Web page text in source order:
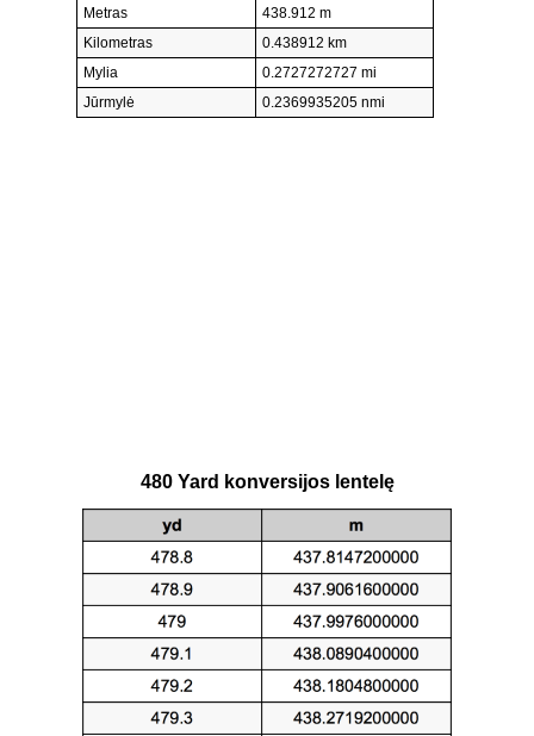
Metras
438.912 m
Kilometras
0.438912 km
Mylia
0.2727272727 mi
Jūrmylė
0.2369935205 nmi
480 Yard konversijos lentelę